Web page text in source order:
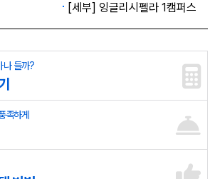
[세부] 잉글리시펠라 1캠퍼스
나 들까?
족하게